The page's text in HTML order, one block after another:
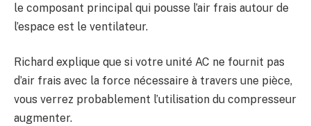
le composant principal qui pousse l’air frais autour de
l’espace est le ventilateur.
Richard explique que si votre unité AC ne fournit pas
d’air frais avec la force nécessaire à travers une pièce,
vous verrez probablement l’utilisation du compresseur
augmenter.